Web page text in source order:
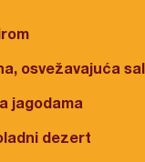
osvežavajuća
jagodama
dezert